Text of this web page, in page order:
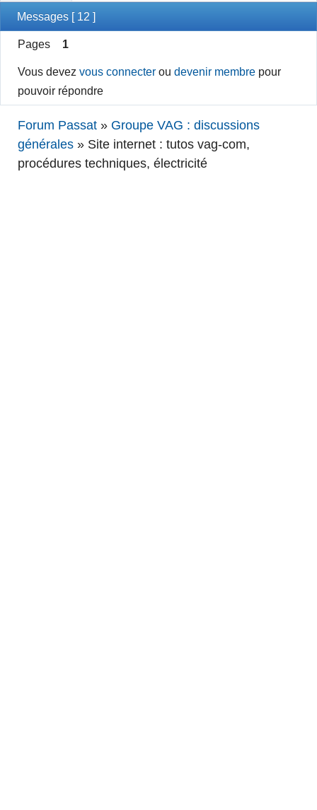
Messages [ 12 ]
Pages 1
Vous devezvous connecter oudevenir membre pour
pouvoir répondre
Forum Passat » Groupe VAG : discussions
générales » Site internet : tutos vag-com,
procédures techniques, électricité